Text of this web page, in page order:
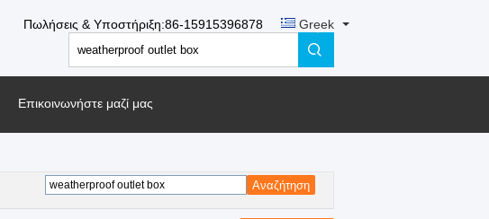
Πωλήσεις & Υποστήριξη:86-15915396878 Greek
Επικοινωνήστε μαζί μας